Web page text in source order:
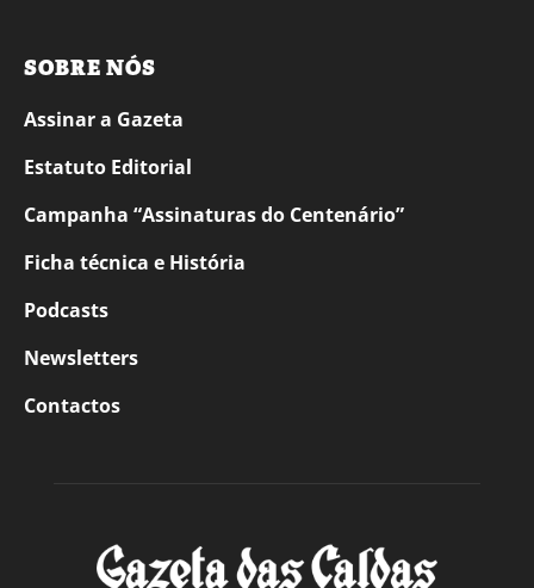
SOBRE NÓS
Assinar a Gazeta
Estatuto Editorial
Campanha “Assinaturas do Centenário”
Ficha técnica e História
Podcasts
Newsletters
Contactos